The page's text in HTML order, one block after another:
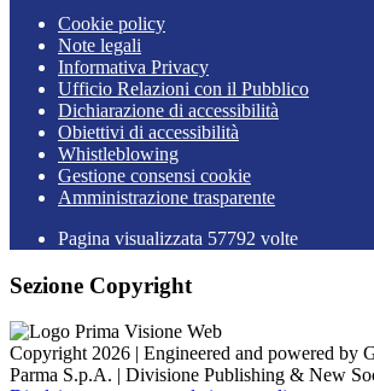
Cookie policy
Note legali
Informativa Privacy
Ufficio Relazioni con il Pubblico
Dichiarazione di accessibilità
Obiettivi di accessibilità
Whistleblowing
Gestione consensi cookie
Amministrazione trasparente
Pagina visualizzata 57792 volte
Sezione Copyright
Copyright 2026 | Engineered and powered by
Parma S.p.A. | Divisione Publishing & New